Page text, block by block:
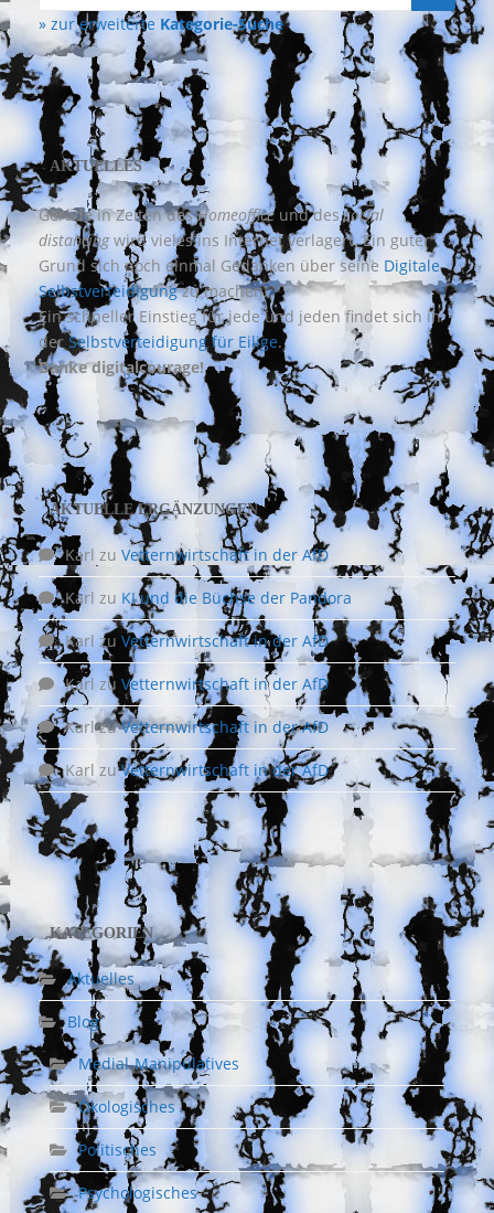
nach:
» zur erweiterte Kategorie-Suche
AKTUELLES
Gerade in Zeiten desHomeofficeund dessocial
distancingwird vieles ins Internet verlagert. Ein guter
Grund sich noch einmal Gedanken über seine Digitale
Selbstverteidigungzu machen!
Ein schneller Einstieg für jede und jeden findet sich in
derSelbstverteidigung für Eilige.
Danke digitalcourage!
AKTUELLE ERGÄNZUNGEN
Karl zu Vetternwirtschaft in der AfD
Karl zu KI und die Büchse der Pandora
Karlzu Vetternwirtschaft in der AfD
Karl zu Vetternwirtschaft in der AfD
KarlzuVetternwirtschaft in der AfD
Karl zuVetternwirtschaft in der AfD
KATEGORIEN
Aktuelles
Blog
Medial-Manipulatives
Ökologisches
Politisches
Psychologisches